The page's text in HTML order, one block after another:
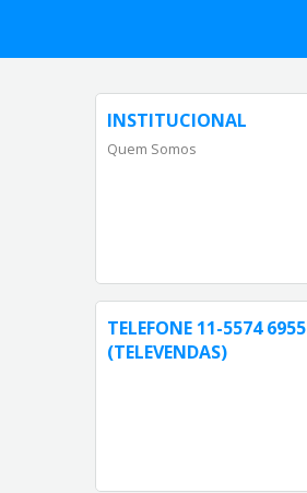
INSTITUCIONAL
Quem Somos
TELEFONE 11-5574 6955
(TELEVENDAS)